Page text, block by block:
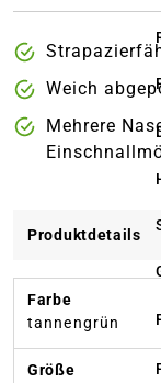
Weich
Mehrere
Produktdetails
Farbe
tannengrün
Größe